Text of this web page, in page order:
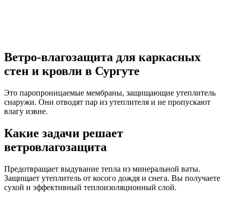
Ветро-влагозащита для каркасных
стен и кровли в Сургуте
Это паропроницаемые мембраны, защищающие утеплитель
снаружи. Они отводят пар из утеплителя и не пропускают
влагу извне.
Какие задачи решает
ветровлагозащита
Предотвращает выдувание тепла из минеральной ваты.
Защищает утеплитель от косого дождя и снега. Вы получаете
сухой и эффективный теплоизоляционный слой.